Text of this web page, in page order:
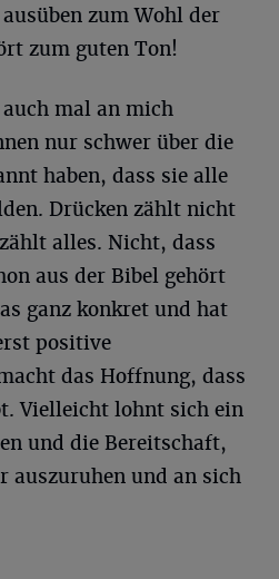
zum Wohl der
zum guten Ton!
mal an mich
nur schwer über die
haben, dass sie alle
Drücken zählt nicht
alles. Nicht, dass
aus der Bibel gehört
ganz konkret und hat
positive
das Hoffnung, dass
Vielleicht lohnt sich ein
und die Bereitschaft,
auszuruhen und an sich